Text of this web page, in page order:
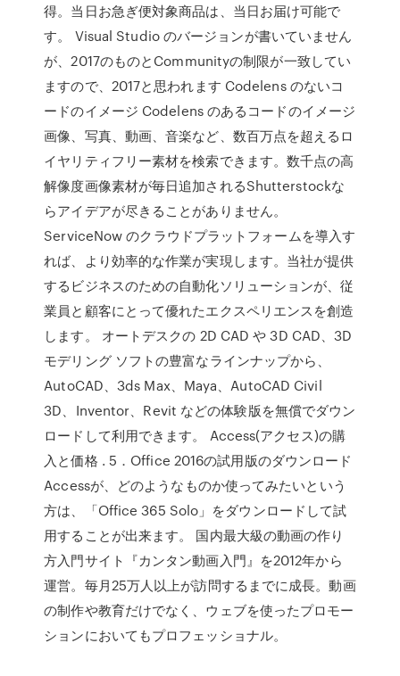
得。当日お急ぎ便対象商品は、当日お届け可能で
す。 Visual Studio のバージョンが書いていません
が、2017のものとCommunityの制限が一致してい
ますので、2017と思われます Codelens のないコ
ードのイメージ Codelens のあるコードのイメージ
画像、写真、動画、音楽など、数百万点を超えるロ
イヤリティフリー素材を検索できます。数千点の高
解像度画像素材が毎日追加されるShutterstockな
らアイデアが尽きることがありません。
ServiceNow のクラウドプラットフォームを導入す
れば、より効率的な作業が実現します。当社が提供
するビジネスのための自動化ソリューションが、従
業員と顧客にとって優れたエクスペリエンスを創造
します。 オートデスクの 2D CAD や 3D CAD、3D
モデリング ソフトの豊富なラインナップから、
AutoCAD、3ds Max、Maya、AutoCAD Civil
3D、Inventor、Revit などの体験版を無償でダウン
ロードして利用できます。 Access(アクセス)の購
入と価格 . 5．Office 2016の試用版のダウンロード
Accessが、どのようなものか使ってみたいという
方は、「Office 365 Solo」をダウンロードして試
用することが出来ます。 国内最大級の動画の作り
方入門サイト『カンタン動画入門』を2012年から
運営。毎月25万人以上が訪問するまでに成長。動画
の制作や教育だけでなく、ウェブを使ったプロモー
ションにおいてもプロフェッショナル。